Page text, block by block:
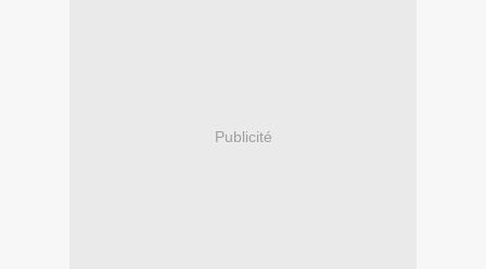
Publicité